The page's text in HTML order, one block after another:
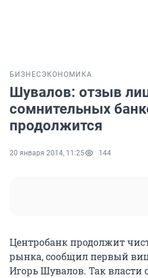
БИЗНЕС ЭКОНОМИКА
Шувалов: отзыв
сомнительных
продолжится
20 января 2014, 11:25 144
Центробанк продолжит
рынка, сообщил первый
Игорь Шувалов. Так власти